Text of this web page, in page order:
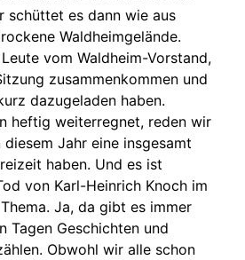
schüttet es dann wie aus
Waldheimgelände.
Leute vom Waldheim-Vorstand,
zusammenkommen und
dazugeladen haben.
heftig weiterregnet, reden wir
Jahr eine insgesamt
haben. Und es ist
von Karl-Heinrich Knoch im
Ja, da gibt es immer
Tagen Geschichten und
Obwohl wir alle schon